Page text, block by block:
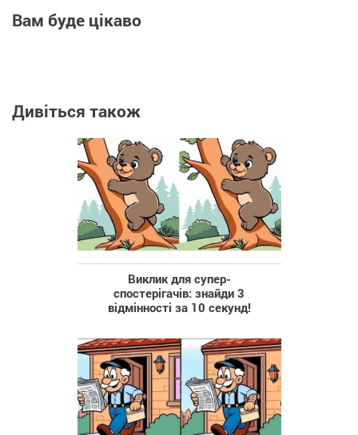
Вам буде цікаво
Дивіться також
Виклик для супер-
спостерігачів: знайди 3
відмінності за 10 секунд!